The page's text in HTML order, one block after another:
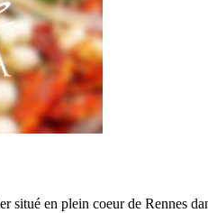
situé en plein coeur de Rennes